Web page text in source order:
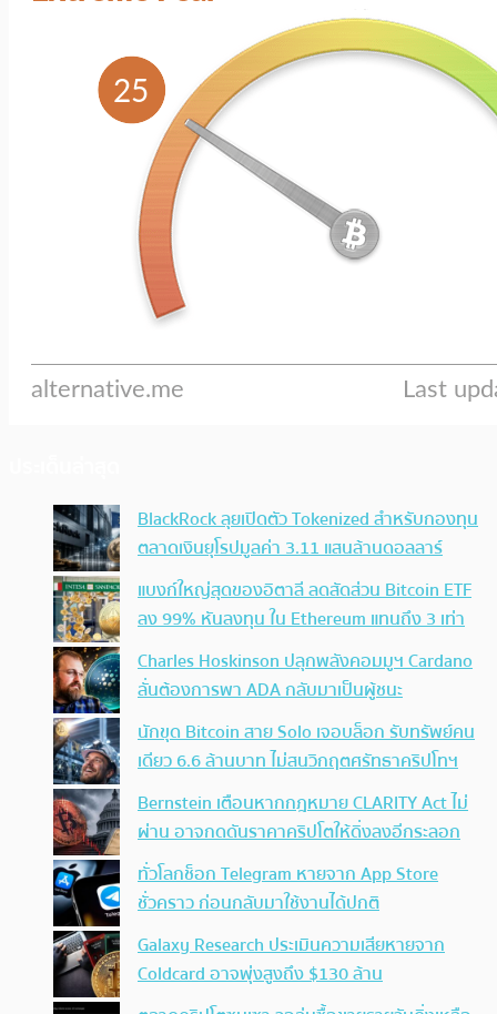
BlackRock ลุยเปิดตัว Tokenized สำหรับกองทุน
ตลาดเงินยุโรปมูลค่า 3.11 แสนล้านดอลลาร์
แบงก์ใหญ่สุดของอิตาลี ลดสัดส่วน Bitcoin ETF
ลง 99% หันลงทุน ใน Ethereum แทนถึง 3 เท่า
Charles Hoskinson ปลุกพลังคอมมูฯ Cardano
ลั่นต้องการพา ADA กลับมาเป็นผู้ชนะ
นักขุด Bitcoin สาย Solo เจอบล็อก รับทรัพย์คน
เดียว 6.6 ล้านบาท ไม่สนวิกฤตศรัทธาคริปโทฯ
Bernstein เตือนหากกฎหมาย CLARITY Act ไม่
ผ่าน อาจกดดันราคาคริปโตให้ดิ่งลงอีกระลอก
ทั่วโลกช็อก Telegram หายจาก App Store
ชั่วคราว ก่อนกลับมาใช้งานได้ปกติ
Galaxy Research ประเมินความเสียหายจาก
Coldcard อาจพุ่งสูงถึง $130 ล้าน